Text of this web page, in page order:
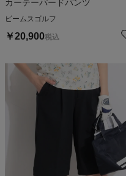
カーテーパードパンツ
ビームスゴルフ
￥20,900税込